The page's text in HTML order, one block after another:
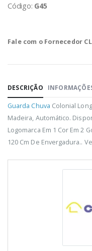
Código: G45
Fale com o Fornecedor
DESCRIÇÃO
Guarda Chuva Colonial
Madeira, Automático.
Logomarca Em 1 Cor Em 2
120 Cm De Envergadura..